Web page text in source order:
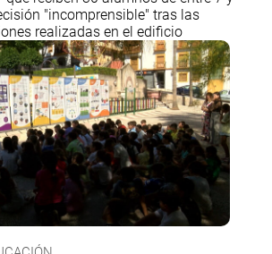
"incomprensible" tras las
realizadas en el edificio